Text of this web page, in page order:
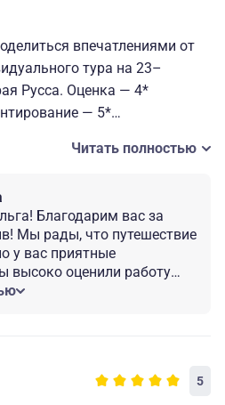
впечатлениями от
тура на 23–
Русса. Оценка — 4*
— 5*
(только немного перегруз
охотно всё рассказал о
и истории домов.
войти в открытые избы и
пока мы сами не решили
Читать полностью
вас за
Мы рады, что путешествие
у вас приятные
высоко оценили работу
и гида Никиты! Мы
5